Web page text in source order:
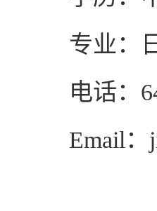
专业：
电话：
Email ：